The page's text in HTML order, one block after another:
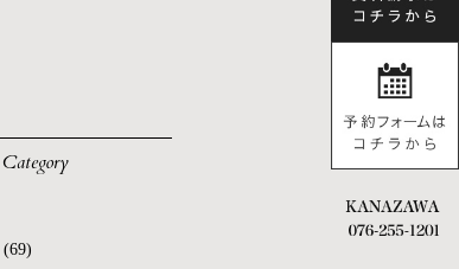
Category
(69)